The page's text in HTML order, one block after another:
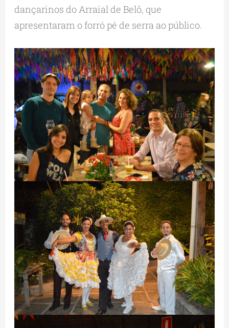
dançarinos do Arraial de Belô, que
apresentaram o forró pé de serra ao público.